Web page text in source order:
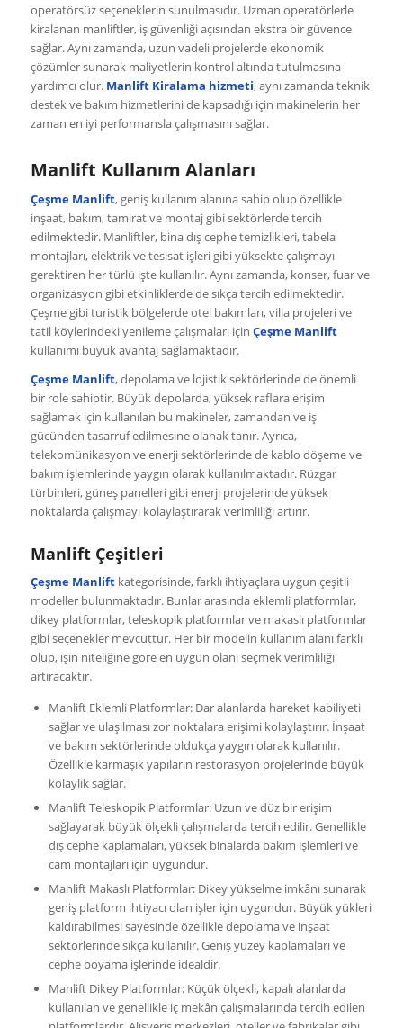
operatörsüz seçeneklerin sunulmasıdır. Uzman operatörlerle
kiralanan manliftler, iş güvenliği açısından ekstra bir güvence
sağlar. Aynı zamanda, uzun vadeli projelerde ekonomik
çözümler sunarak maliyetlerin kontrol altında tutulmasına
yardımcı olur. Manlift Kiralama hizmeti, aynı zamanda teknik
destek ve bakım hizmetlerini de kapsadığı için makinelerin her
zaman en iyi performansla çalışmasını sağlar.
Manlift Kullanım Alanları
Çeşme Manlift, geniş kullanım alanına sahip olup özellikle
inşaat, bakım, tamirat ve montaj gibi sektörlerde tercih
edilmektedir. Manliftler, bina dış cephe temizlikleri, tabela
montajları, elektrik ve tesisat işleri gibi yüksekte çalışmayı
gerektiren her türlü işte kullanılır. Aynı zamanda, konser, fuar ve
organizasyon gibi etkinliklerde de sıkça tercih edilmektedir.
Çeşme gibi turistik bölgelerde otel bakımları, villa projeleri ve
tatil köylerindeki yenileme çalışmaları için Çeşme Manlift
kullanımı büyük avantaj sağlamaktadır.
Çeşme Manlift, depolama ve lojistik sektörlerinde de önemli
bir role sahiptir. Büyük depolarda, yüksek raflara erişim
sağlamak için kullanılan bu makineler, zamandan ve iş
gücünden tasarruf edilmesine olanak tanır. Ayrıca,
telekomünikasyon ve enerji sektörlerinde de kablo döşeme ve
bakım işlemlerinde yaygın olarak kullanılmaktadır. Rüzgar
türbinleri, güneş panelleri gibi enerji projelerinde yüksek
noktalarda çalışmayı kolaylaştırarak verimliliği artırır.
Manlift Çeşitleri
Çeşme Manliftkategorisinde, farklı ihtiyaçlara uygun çeşitli
modeller bulunmaktadır. Bunlar arasında eklemli platformlar,
dikey platformlar, teleskopik platformlar ve makaslı platformlar
gibi seçenekler mevcuttur. Her bir modelin kullanım alanı farklı
olup, işin niteliğine göre en uygun olanı seçmek verimliliği
artıracaktır.
Manlift Eklemli Platformlar: Dar alanlarda hareket kabiliyeti
sağlar ve ulaşılması zor noktalara erişimi kolaylaştırır. İnşaat
ve bakım sektörlerinde oldukça yaygın olarak kullanılır.
Özellikle karmaşık yapıların restorasyon projelerinde büyük
kolaylık sağlar.
Manlift Teleskopik Platformlar: Uzun ve düz bir erişim
sağlayarak büyük ölçekli çalışmalarda tercih edilir. Genellikle
dış cephe kaplamaları, yüksek binalarda bakım işlemleri ve
cam montajları için uygundur.
Manlift Makaslı Platformlar: Dikey yükselme imkânı sunarak
geniş platform ihtiyacı olan işler için uygundur. Büyük yükleri
kaldırabilmesi sayesinde özellikle depolama ve inşaat
sektörlerinde sıkça kullanılır. Geniş yüzey kaplamaları ve
cephe boyama işlerinde idealdir.
Manlift Dikey Platformlar: Küçük ölçekli, kapalı alanlarda
kullanılan ve genellikle iç mekân çalışmalarında tercih edilen